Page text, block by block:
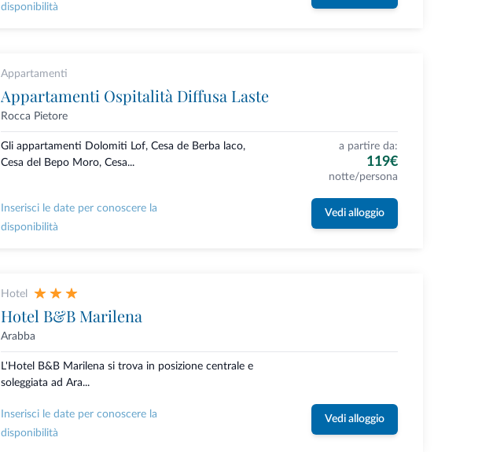
disponibilità
Appartamenti
Appartamenti Ospitalità Diffusa Laste
Rocca Pietore
Gli appartamenti Dolomiti Lof, Cesa de Berba laco,
Cesa del Bepo Moro, Cesa...
a partire da:
119€
notte/persona
Inserisci le date per conoscere la
disponibilità
Vedi alloggio
Hotel
Hotel B&B Marilena
Arabba
L'Hotel B&B Marilena si trova in posizione centrale e
soleggiata ad Ara...
Inserisci le date per conoscere la
disponibilità
Vedi alloggio